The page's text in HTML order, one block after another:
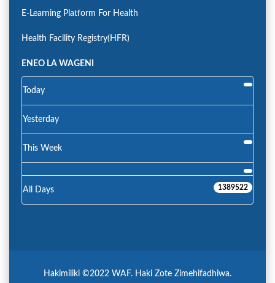
E-Learning Platform For Health
Health Facility Registry(HFR)
ENEO LA WAGENI
Today
Yesterday
This Week
All Days 1389522
Hakimiliki ©2022 WAF. Haki Zote Zimehifadhiwa.